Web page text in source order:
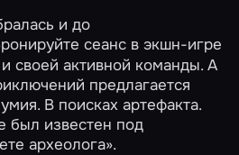
и до
сеанс в экшн-игре
своей активной команды. А
предлагается
В поисках артефакта.
был известен под
археолога».